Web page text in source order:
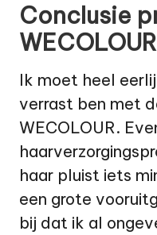
Conclusie
Ik moet heel
verrast ben met
WECOLOUR.
haar pluist iets
een grote
bij dat ik al